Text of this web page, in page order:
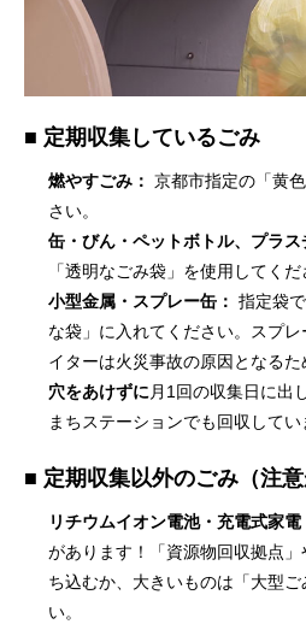
■ 定期収集しているごみ
燃やすごみ： 京都市指定の「黄
さい。
缶・びん・ペットボトル、プラス
「透明なごみ袋」を使用してくだ
小型金属・スプレー缶： 指定袋
な袋」に入れてください。スプ
イターは火災事故の原因となるた
穴をあけずに 月1回の収集日に出
まちステーションでも回収してい
■ 定期収集以外のごみ（注意
リチウムイオン電池・充電式家電
があります！「資源物回収拠点
ち込むか、大きいものは「大型
い。